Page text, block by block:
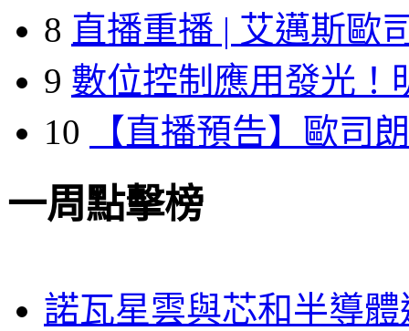
8 直播重播 | 艾邁斯歐
9 數位控制應用發光！
10
【直播預告】歐司
一周點擊榜
諾瓦星雲與芯和半導